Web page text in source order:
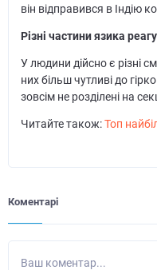
він відправився в Індію
Різні частини язика
У людини дійсно є різні
них більш чутливі до
зовсім не розділені на
Читайте також:Топ
Коментарі
Ваш коментар...